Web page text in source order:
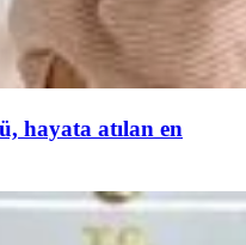
hayata atılan en